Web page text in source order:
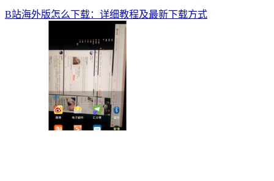
B站海外版怎么下载：详细教程及最新下载方式